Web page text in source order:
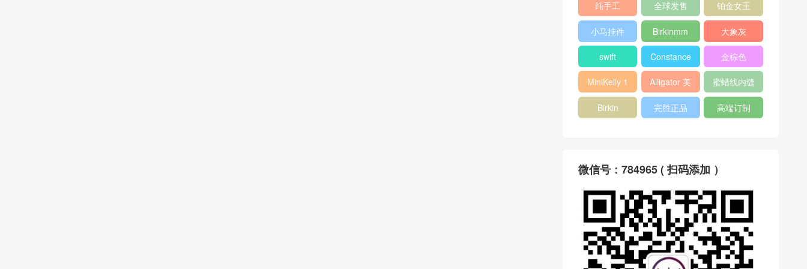
纯手工 全球发售 铂金女王
小马挂件 Birkinmm 大象灰
swift Constance 金棕色
MiniKelly 1
Alligator 美
洲鳄
蜜蜡线内缝
Birkin 完胜正品 高端订制
微信号：784965 ( 扫码添加 ）